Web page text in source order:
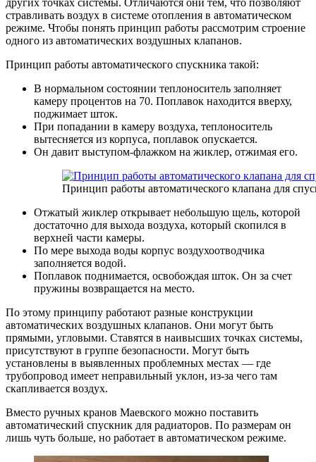
других точках системы. Отличаются они тем, что позволяют
стравливать воздух в системе отопления в автоматическом
режиме. Чтобы понять принцип работы рассмотрим строение
одного из автоматических воздушных клапанов.
Принцип работы автоматического спускника такой:
В нормальном состоянии теплоноситель заполняет
камеру процентов на 70. Поплавок находится вверху,
поджимает шток.
При попадании в камеру воздуха, теплоноситель
вытесняется из корпуса, поплавок опускается.
Он давит выступом-флажком на жиклер, отжимая его.
Принцип работы автоматического клапана для
Отжатый жиклер открывает небольшую щель, которой
достаточно для выхода воздуха, который скопился в
верхней части камеры.
По мере выхода воды корпус воздухоотводчика
заполняется водой.
Поплавок поднимается, освобождая шток. Он за счет
пружины возвращается на место.
По этому принципу работают разные конструкции
автоматических воздушных клапанов. Они могут быть
прямыми, угловыми. Ставятся в наивысших точках системы,
присутствуют в группе безопасности. Могут быть
установлены в выявленных проблемных местах — где
трубопровод имеет неправильный уклон, из-за чего там
скапливается воздух.
Вместо ручных кранов Маевского можно поставить
автоматический спускник для радиаторов. По размерам он
лишь чуть больше, но работает в автоматическом режиме.